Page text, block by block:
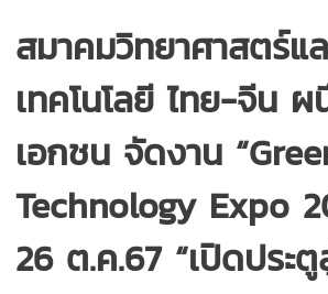
สมาคมวิทยาศาสตร์แ
เทคโนโลยี ไทย-จีน
เอกชน จัดงาน
Technology Expo
26 ต.ค.67 “เปิดประ